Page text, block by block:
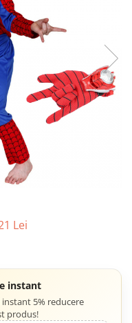
Lei
instant
5% reducere
produs!